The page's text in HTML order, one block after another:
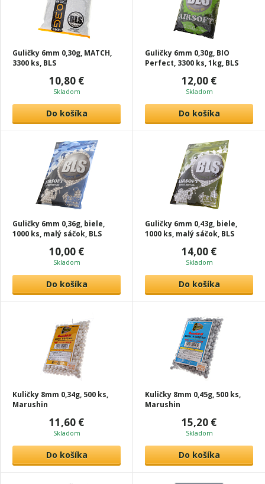
Guličky 6mm 0,30g, MATCH,
3300 ks, BLS
10,80 €
Skladom
Do košíka
Guličky 6mm 0,30g, BIO
Perfect, 3300 ks, 1kg, BLS
12,00 €
Skladom
Do košíka
Guličky 6mm 0,36g, biele,
1000 ks, malý sáčok, BLS
10,00 €
Skladom
Do košíka
Guličky 6mm 0,43g, biele,
1000 ks, malý sáčok, BLS
14,00 €
Skladom
Do košíka
Kuličky 8mm 0,34g, 500 ks,
Marushin
11,60 €
Skladom
Do košíka
Kuličky 8mm 0,45g, 500 ks,
Marushin
15,20 €
Skladom
Do košíka